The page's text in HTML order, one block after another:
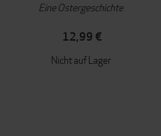
Eine Ostergeschichte
12,99 €
Nicht auf Lager